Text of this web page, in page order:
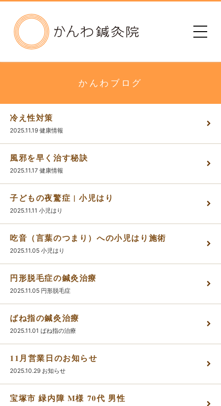
治療院のご案内
メニュー・料金
アクセス
かんわブログ
お問い合わせ
かんわブログ
冷え性対策
2025.11.19 健康情報
風邪を早く治す秘訣
2025.11.17 健康情報
子どもの夜驚症 | 小児はり
2025.11.11 小児はり
吃音（言葉のつまり）への小児はり施術
2025.11.05 小児はり
円形脱毛症の鍼灸治療
2025.11.05 円形脱毛症
ばね指の鍼灸治療
2025.11.01 ばね指の治療
11月営業日のお知らせ
2025.10.29 お知らせ
宝塚市 緑内障 M様 70代 男性